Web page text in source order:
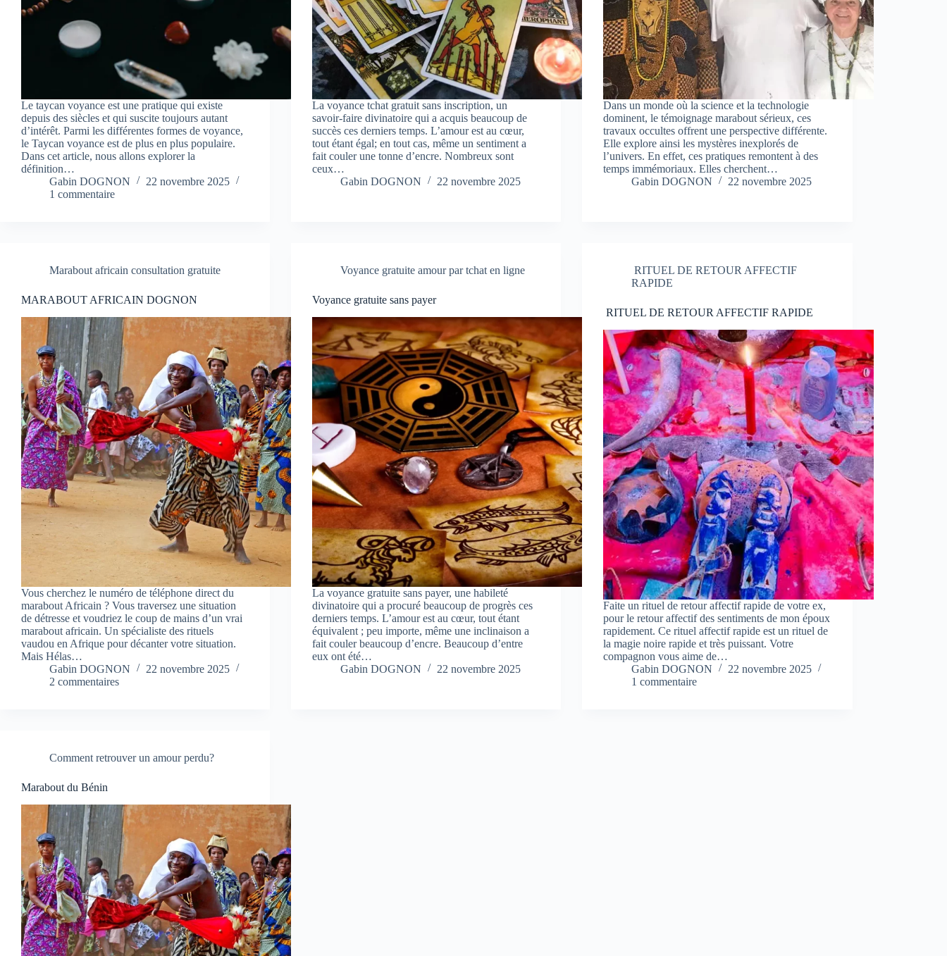
Le taycan voyance est une pratique qui existe
depuis des siècles et qui suscite toujours autant
d’intérêt. Parmi les différentes formes de voyance,
le Taycan voyance est de plus en plus populaire.
Dans cet article, nous allons explorer la
définition…
Gabin DOGNON
22 novembre 2025
1 commentaire
La voyance tchat gratuit sans inscription, un
savoir-faire divinatoire qui a acquis beaucoup de
succès ces derniers temps. L’amour est au cœur,
tout étant égal; en tout cas, même un sentiment a
fait couler une tonne d’encre. Nombreux sont
ceux…
Gabin DOGNON
22 novembre 2025
Dans un monde où la science et la technologie
dominent, le témoignage marabout sérieux, ces
travaux occultes offrent une perspective différente.
Elle explore ainsi les mystères inexplorés de
l’univers. En effet, ces pratiques remontent à des
temps immémoriaux. Elles cherchent…
Gabin DOGNON
22 novembre 2025
Marabout africain consultation gratuite
MARABOUT AFRICAIN DOGNON
Vous cherchez le numéro de téléphone direct du
marabout Africain ? Vous traversez une situation
de détresse et voudriez le coup de mains d’un vrai
marabout africain. Un spécialiste des rituels
vaudou en Afrique pour décanter votre situation.
Mais Hélas…
Gabin DOGNON
22 novembre 2025
2 commentaires
Voyance gratuite amour par tchat en ligne
Voyance gratuite sans payer
La voyance gratuite sans payer, une habileté
divinatoire qui a procuré beaucoup de progrès ces
derniers temps. L’amour est au cœur, tout étant
équivalent ; peu importe, même une inclinaison a
fait couler beaucoup d’encre. Beaucoup d’entre
eux ont été…
Gabin DOGNON
22 novembre 2025
RITUEL DE RETOUR AFFECTIF
RAPIDE
RITUEL DE RETOUR AFFECTIF RAPIDE
Faite un rituel de retour affectif rapide de votre ex,
pour le retour affectif des sentiments de mon époux
rapidement. Ce rituel affectif rapide est un rituel de
la magie noire rapide et très puissant. Votre
compagnon vous aime de…
Gabin DOGNON
22 novembre 2025
1 commentaire
Comment retrouver un amour perdu?
Marabout du Bénin